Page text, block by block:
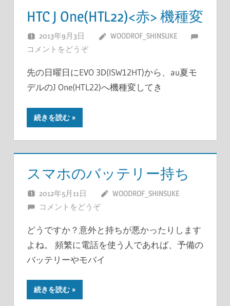
HTC J One(HTL22)<赤> 機種変
2013年9月3日
WOODROF_SHINSUKE
コメントをどうぞ
先の日曜日にEVO 3D(ISW12HT)から、au夏モ
デルのJ One(HTL22)へ機種変してき
続きを読む
スマホのバッテリー持ち
2012年5月11日
WOODROF_SHINSUKE
コメントをどうぞ
どうですか？意外と持ちが悪かったりします
よね。 頻繁に電話を使う人であれば、予備の
バッテリーやモバイ
続きを読む